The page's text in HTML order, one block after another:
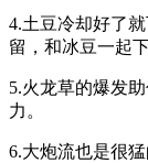
4.土豆冷却好了
留，和冰豆一起
5.火龙草的爆发
力。
6.大炮流也是很